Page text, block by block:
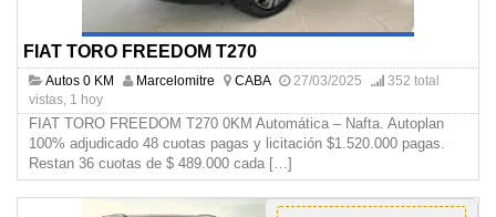
FIAT TORO FREEDOM T270
Autos 0 KM Marcelomitre CABA 27/03/2025
352 total
vistas, 1 hoy
FIAT TORO FREEDOM T270 0KM Automática – Nafta. Autoplan
100% adjudicado 48 cuotas pagas y licitación $1.520.000 pagas.
Restan 36 cuotas de $ 489.000 cada […]